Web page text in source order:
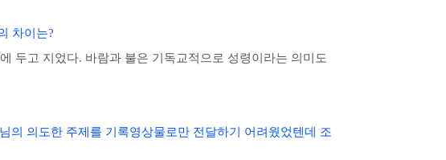
차이는?
두고 지었다. 바람과 불은 기독교적으로 성령이라는 의미도
의 의도한 주제를 기록영상물로만 전달하기 어려웠었텐데 조